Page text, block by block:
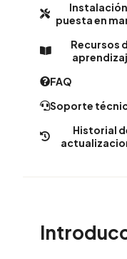
puesta en
Recursos
FAQ
Soporte
Historial